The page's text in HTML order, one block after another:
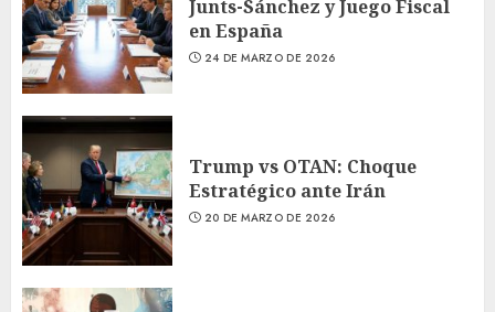
Junts-Sánchez y Juego Fiscal
en España
24 DE MARZO DE 2026
Trump vs OTAN: Choque
Estratégico ante Irán
20 DE MARZO DE 2026